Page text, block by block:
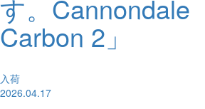
す。Cannondale
Carbon 2」
入荷
2026.04.17